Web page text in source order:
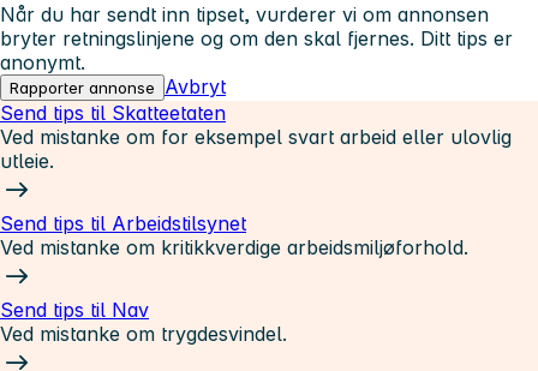
Når du har sendt inn tipset, vurderer vi om annonsen
bryter retningslinjene og om den skal fjernes. Ditt tips er
anonymt.
Rapporter annonse
Avbryt
Send tips til Skatteetaten
Ved mistanke om for eksempel svart arbeid eller ulovlig
utleie.
Send tips til Arbeidstilsynet
Ved mistanke om kritikkverdige arbeidsmiljøforhold.
Send tips til Nav
Ved mistanke om trygdesvindel.